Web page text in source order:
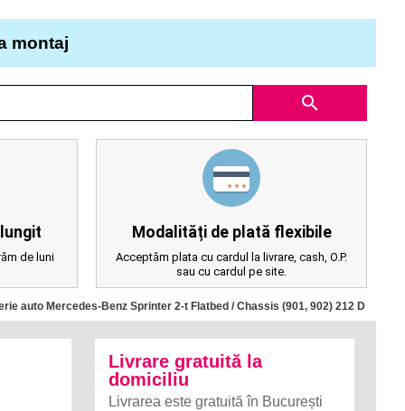
montaj
search
de luni
Modalități de plată flexibile
Acceptăm plata cu cardul la livrare, cash, O.P.
sau cu cardul pe site.
auto Mercedes-Benz Sprinter 2-t Flatbed / Chassis (901, 902) 212 D
Livrare gratuită la
domiciliu
Livrarea este gratuită în București